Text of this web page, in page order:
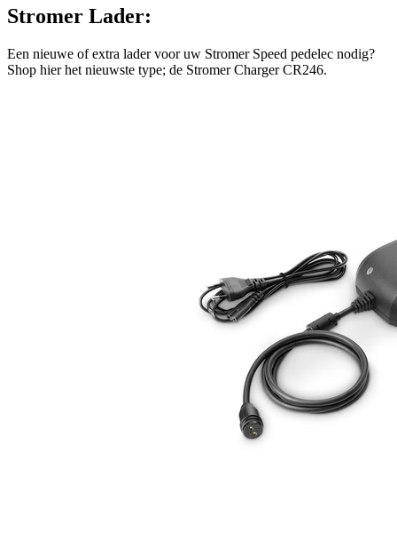
Stromer Lader:
Een nieuwe of extra lader voor uw Stromer Speed pedelec nodig?
Shop hier het nieuwste type; de Stromer Charger CR246.